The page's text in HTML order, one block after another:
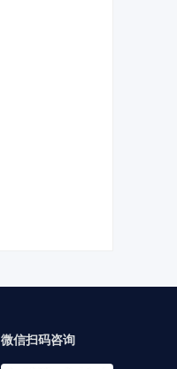
微信扫码咨询